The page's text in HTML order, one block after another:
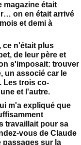
magazine était
on en était arrivé
et demi à
ce n'était plus
de leur père et
s'imposait: trouver
un associé car le
Les trois co-
et l'autre.
m'a expliqué que
travaillait pour sa
vous de Claude
passages sur la